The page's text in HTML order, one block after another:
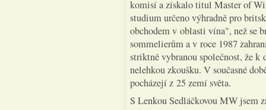
komisí a získalo titul Master of
studium určeno výhradně pro
obchodem v oblasti vína", než se
sommelierům a v roce 1987
striktně vybranou společnost, že
nelehkou zkoušku. V současné
pocházejí z 25 zemí světa.
S Lenkou Sedláčkovou MW jsem